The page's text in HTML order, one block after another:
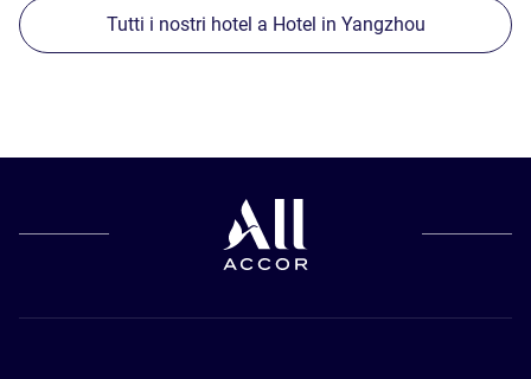
Tutti i nostri hotel a Hotel in Yangzhou